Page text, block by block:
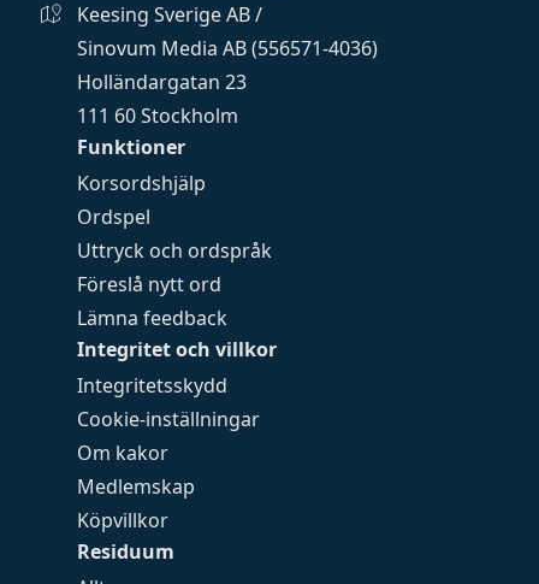
Funktioner
Korsordshjälp
Ordspel
Uttryck och ordspråk
Föreslå nytt ord
Lämna feedback
Integritet och villkor
Integritetsskydd
Cookie-inställningar
Om kakor
Medlemskap
Köpvillkor
Residuum
Keesing Sverige AB /
Sinovum Media AB (556571-4036)
Holländargatan 23
111 60 Stockholm